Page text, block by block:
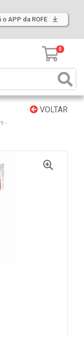
o APP da ROFE
0
VOLTAR
-